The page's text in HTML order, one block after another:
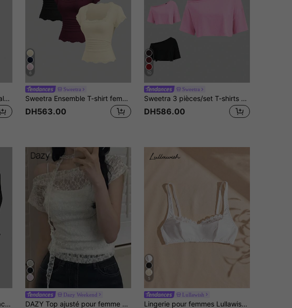
Sweetra T-shirt tricoté polyvalent à la mode pour femmes, col V profond devant et derrière, port 2 voies, taille cintrée, dos froncé, épaules à nouer, manches chauve-souris
6
Sweetra
Sweetra Ensemble T-shirt femme printemps/été, nouveau, designer, style high-street chic, avec bordure en dentelle, coupe affinante, polyvalent, confortable, pour vacances et sport, streetwear
DH563.00
10
Sweetra
Sweetra 3 pièces/set T-shirts amples à manches courtes asymétriques blancs, gris, noirs
DH586.00
Sweetra Débardeur décontracté à encolure dégagée et plissé pour femmes, été
Dazy Weekend
DAZY Top ajusté pour femme en maille semi-transparente avec dentelle, style décontracté pour printemps, été, Saint-Valentin, mariage, vacances et plage
5
Lullawish
Lingerie pour femmes Lullawish, soutien-gorge sans fil romantique en dentelle patchwork de couleur unie